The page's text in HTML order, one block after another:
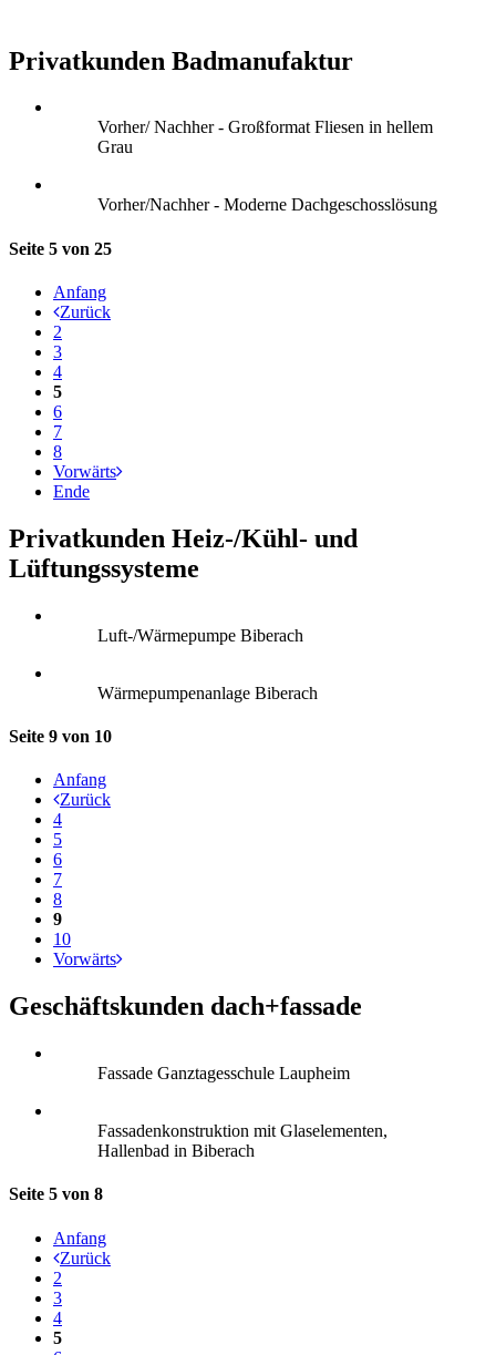
Privatkunden Badmanufaktur
Vorher/ Nachher - Großformat Fliesen in hellem
Grau
Vorher/Nachher - Moderne Dachgeschosslösung
Seite 5 von 25
Anfang
Zurück
2
3
4
5
6
7
8
Vorwärts
Ende
Privatkunden Heiz-/Kühl- und
Lüftungssysteme
Luft-/Wärmepumpe Biberach
Wärmepumpenanlage Biberach
Seite 9 von 10
Anfang
Zurück
4
5
6
7
8
9
10
Vorwärts
Geschäftskunden dach+fassade
Fassade Ganztagesschule Laupheim
Fassadenkonstruktion mit Glaselementen,
Hallenbad in Biberach
Seite 5 von 8
Anfang
Zurück
2
3
4
5